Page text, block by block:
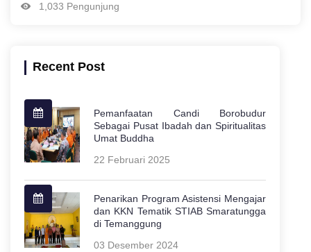
1,033 Pengunjung
Recent Post
Pemanfaatan Candi Borobudur
Sebagai Pusat Ibadah dan Spiritualitas
Umat Buddha
22 Februari 2025
Penarikan Program Asistensi Mengajar
dan KKN Tematik STIAB Smaratungga
di Temanggung
03 Desember 2024